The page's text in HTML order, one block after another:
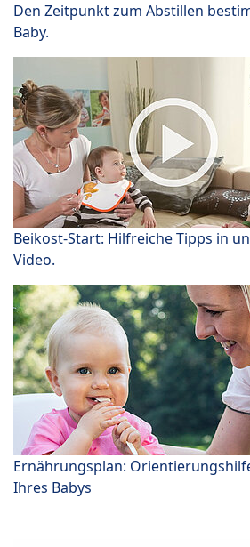
Den Zeitpunkt zum Abstillen
Baby.
Beikost-Start: Hilfreiche Tipps in
Video.
Ernährungsplan:
Ihres Babys